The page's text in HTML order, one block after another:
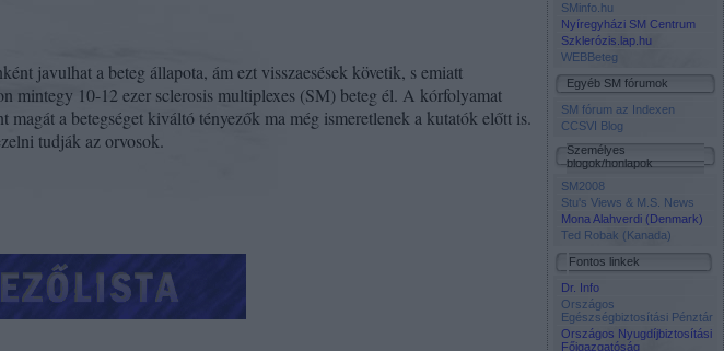
javulhat a beteg állapota, ám ezt visszaesések követik, s emiatt
mintegy 10-12 ezer sclerosis multiplexes (SM) beteg él. A kórfolyamat
a betegséget kiváltó tényezők ma még ismeretlenek a kutatók előtt is.
tudják az orvosok.
SMinfo.hu
Nyíregyházi SM Centrum
Szklerózis.lap.hu
WEBBeteg
Egyéb SM fórumok
SM fórum az Indexen
CCSVI Blog
Személyes
blogok/honlapok
SM2008
Stu's Views & M.S. News
Mona Alahverdi (Denmark)
Ted Robak (Kanada)
Fontos linkek
Dr. Info
Országos
Egészségbiztosítási Pénztár
Országos Nyugdíjbiztosítási
Főigazgatóság